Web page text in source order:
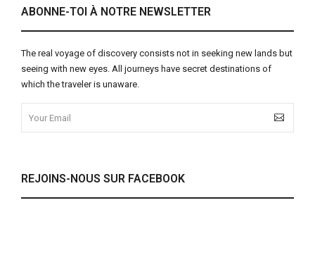
ABONNE-TOI À NOTRE NEWSLETTER
The real voyage of discovery consists not in seeking new lands but
seeing with new eyes. All journeys have secret destinations of
which the traveler is unaware.
REJOINS-NOUS SUR FACEBOOK